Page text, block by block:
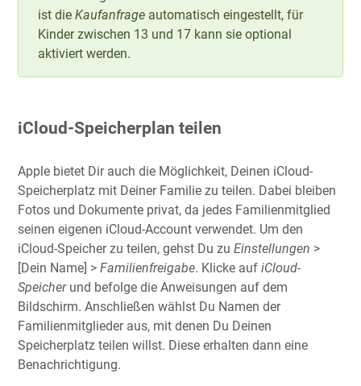
ist die Kaufanfrage automatisch eingestellt, für
Kinder zwischen 13 und 17 kann sie optional
aktiviert werden.
iCloud-Speicherplan teilen
Apple bietet Dir auch die Möglichkeit, Deinen iCloud-
Speicherplatz mit Deiner Familie zu teilen. Dabei bleiben
Fotos und Dokumente privat, da jedes Familienmitglied
seinen eigenen iCloud-Account verwendet. Um den
iCloud-Speicher zu teilen, gehst Du zu Einstellungen >
[Dein Name] > Familienfreigabe. Klicke auf iCloud-
Speicher und befolge die Anweisungen auf dem
Bildschirm. Anschließen wählst Du Namen der
Familienmitglieder aus, mit denen Du Deinen
Speicherplatz teilen willst. Diese erhalten dann eine
Benachrichtigung.